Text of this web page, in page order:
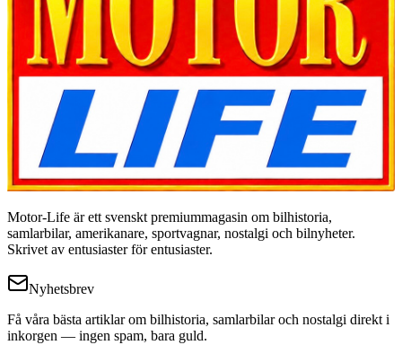
Motor-Life är ett svenskt premiummagasin om bilhistoria,
samlarbilar, amerikanare, sportvagnar, nostalgi och bilnyheter.
Skrivet av entusiaster för entusiaster.
Nyhetsbrev
Få våra bästa artiklar om bilhistoria, samlarbilar och nostalgi direkt i
inkorgen — ingen spam, bara guld.